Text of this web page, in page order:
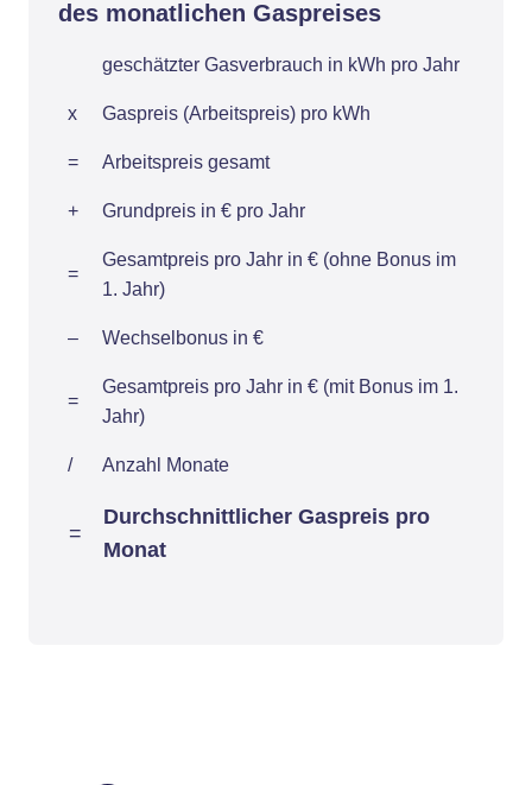
des monatlichen Gaspreises
geschätzter Gasverbrauch in kWh pro Jahr
x Gaspreis (Arbeitspreis) pro kWh
= Arbeitspreis gesamt
+ Grundpreis in € pro Jahr
=
Gesamtpreis pro Jahr in € (ohne Bonus im
1. Jahr)
– Wechselbonus in €
=
Gesamtpreis pro Jahr in € (mit Bonus im 1.
Jahr)
/ Anzahl Monate
=
Durchschnittlicher Gaspreis pro
Monat